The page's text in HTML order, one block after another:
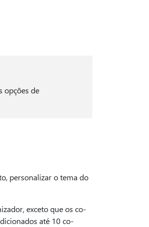
opções de
personalizar o tema do
exceto que os co-
até 10 co-